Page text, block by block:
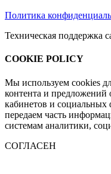
Политика
Техническая поддержка
COOKIE POLICY
Мы используем cookies
контента и предложений
кабинетов и
передаем часть
системам аналитики,
СОГЛАСЕН